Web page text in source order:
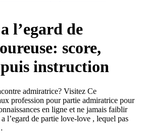
l’egard de
score,
instruction
admiratrice? Visitez Ce
profession pour partie admiratrice pour
en ligne et ne jamais faiblir
l’egard de partie love-love , lequel pas